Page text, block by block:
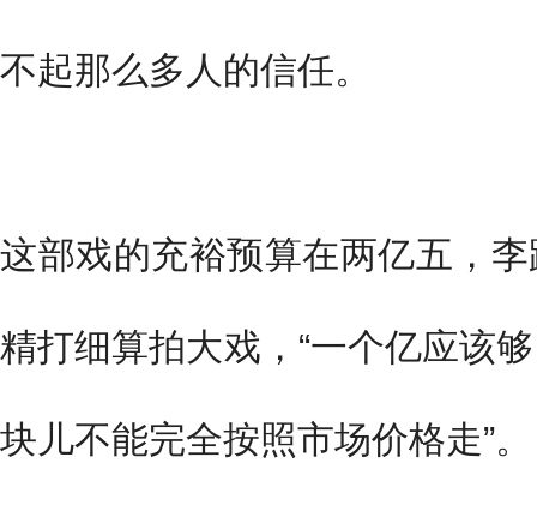
不起那么多人的信任。
这部戏的充裕预算在两亿五，
精打细算拍大戏，“一个亿应该
块儿不能完全按照市场价格走”。